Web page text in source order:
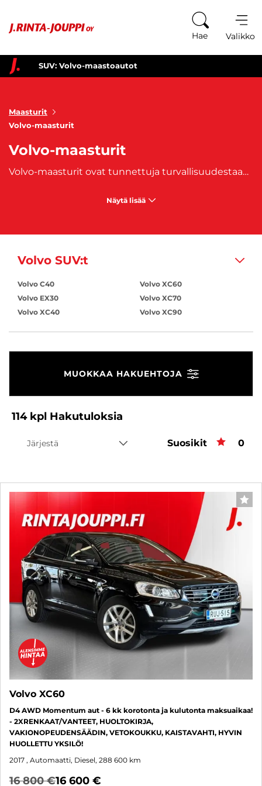
Hae Valikko
SUV: Volvo-maastoautot
Maasturit
Volvo-maasturit
Volvo-maasturit
Volvo-maasturit ovat tunnettuja turvallisuudestaan, mukavuudestaan ja skandinaavisesta tyylikkyydestään. Volvo SUV -mallit, kuten
Näytä lisää
Volvo SUV:t
Volvo C40
Volvo EX30
Volvo XC40
Volvo XC60
Volvo XC70
Volvo XC90
MUOKKAA HAKUEHTOJA
114kpl Hakutuloksia
Järjestä Suosikit 0
Volvo XC60
D4 AWD Momentum aut - 6 kk korotonta ja kulutonta maksuaikaa!
- 2XRENKAAT/VANTEET, HUOLTOKIRJA,
VAKIONOPEUDENSÄÄDIN, VETOKOUKKU, KAISTAVAHTI, HYVIN
HUOLLETTU YKSILÖ!
2017 , Automaatti, Diesel, 288 600 km
16 800 €16 600 €